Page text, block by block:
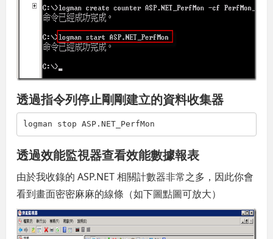
透過指令列停止剛剛建立的資料收集器
logman stop ASP.NET_PerfMon
透過效能監視器查看效能數據報表
由於我收錄的 ASP.NET 相關計數器非常之多，因此你會
看到畫面密密麻麻的線條（如下圖點圖可放大）